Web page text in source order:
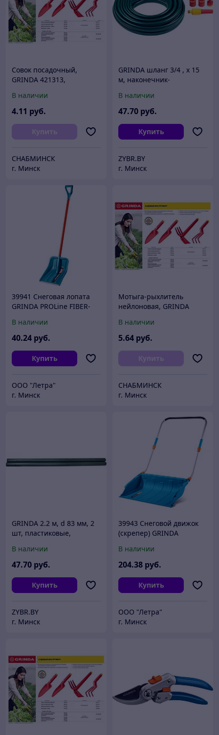
Совок посадочный,
GRINDA 421313,
290мм
В наличии
4.11 руб.
Купить
СНАБМИНСК
г. Минск
GRINDA шланг 3/4 , x 15
м, наконечник-
поливочная арматура,
поливочный набор
(428497-3/4-15)
В наличии
47.70 руб.
Купить
ZYBR.BY
г. Минск
39941 Снеговая лопата
GRINDA PROLine FIBER-
алюминиевой планкой,
особопрочный легкий
В наличии
40.24 руб.
Купить
ООО "Летра"
г. Минск
Мотыга-рыхлитель
нейлоновая, GRINDA
ширина рабочей части
75мм
В наличии
5.64 руб.
Купить
СНАБМИНСК
г. Минск
GRINDA 2.2 м, d 83 мм, 2
шт, пластиковые,
В наличии
47.70 руб.
Купить
ZYBR.BY
г. Минск
39943 Снеговой движок
(скрепер) GRINDA
телескопической ручкой,
пластиковый ковш 760м,
PROLine
В наличии
204.38 руб.
Купить
ООО "Летра"
г. Минск